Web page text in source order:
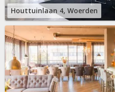
Houttuinlaan 4, Woerden